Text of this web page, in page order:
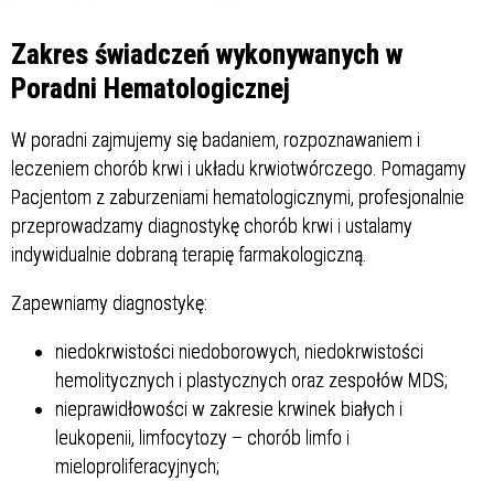
Sprawa
Personel
Zakres świadczeń wykonywanych w
Poradni Hematologicznej
W poradni zajmujemy się badaniem, rozpoznawaniem i
leczeniem chorób krwi i układu krwiotwórczego. Pomagamy
Pacjentom z zaburzeniami hematologicznymi, profesjonalnie
przeprowadzamy diagnostykę chorób krwi i ustalamy
indywidualnie dobraną terapię farmakologiczną.
Zapewniamy diagnostykę:
niedokrwistości niedoborowych, niedokrwistości
hemolitycznych i plastycznych oraz zespołów MDS;
nieprawidłowości w zakresie krwinek białych i
leukopenii, limfocytozy – chorób limfo i
mieloproliferacyjnych;